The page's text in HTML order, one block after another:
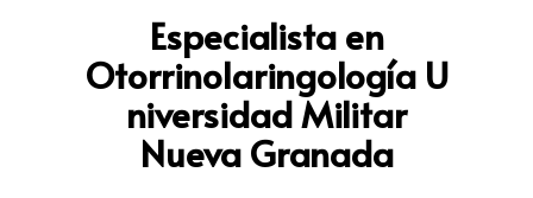
Especialista en
Otorrinolaringología U
niversidad Militar
Nueva Granada